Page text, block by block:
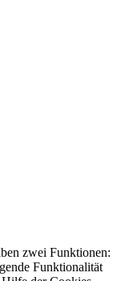
zwei Funktionen:
Funktionalität